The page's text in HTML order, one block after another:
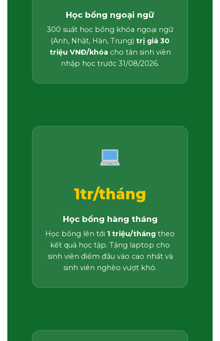
Học bổng ngoại ngữ
300 suất học bổng khóa ngoại ngữ
(Anh, Nhật, Hàn, Trung) trị giá 30
triệu VNĐ/khóacho tân sinh viên
nhập học trước 31/08/2026.
1tr/tháng
Học bổng hàng tháng
Học bổng lên tới 1 triệu/tháng theo
kết quả học tập. Tặng laptop cho
sinh viên điểm đầu vào cao nhất và
sinh viên nghèo vượt khó.